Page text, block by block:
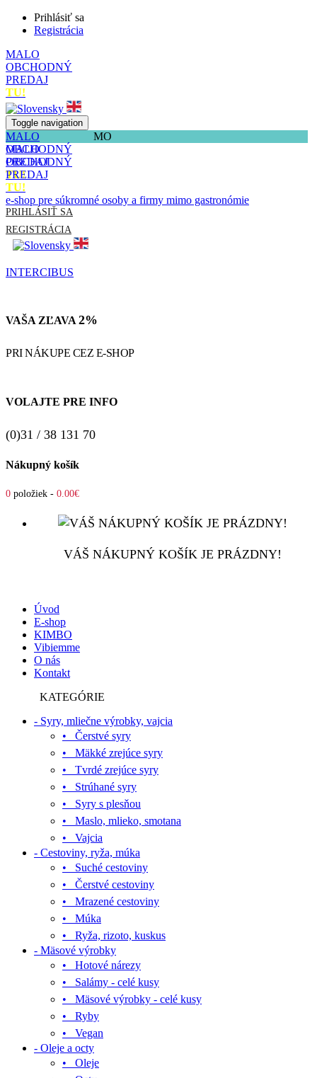
Prihlásiť sa
Registrácia
MALO
OBCHODNÝ
PREDAJ
TU!
Toggle navigation
MALO
OBCHODNÝ
PREDAJ
TU!
MO
MALO
OBCHODNÝ
PREDAJ
TU!
e-shop pre súkromné osoby a firmy mimo gastronómie
PRIHLÁSIŤ SA
REGISTRÁCIA
INTERCIBUS
VAŠA ZĽAVA 2%
PRI NÁKUPE CEZ E-SHOP
VOLAJTE PRE INFO
(0)31 / 38 131 70
Nákupný košík
0 položiek - 0.00€
VÁŠ NÁKUPNÝ KOŠÍK JE PRÁZDNY!
Úvod
E-shop
KIMBO
Vibiemme
O nás
Kontakt
KATEGÓRIE
- Syry, mliečne výrobky, vajcia
• Čerstvé syry
• Mäkké zrejúce syry
• Tvrdé zrejúce syry
• Strúhané syry
• Syry s plesňou
• Maslo, mlieko, smotana
• Vajcia
- Cestoviny, ryža, múka
• Suché cestoviny
• Čerstvé cestoviny
• Mrazené cestoviny
• Múka
• Ryža, rizoto, kuskus
- Mäsové výrobky
• Hotové nárezy
• Salámy - celé kusy
• Mäsové výrobky - celé kusy
• Ryby
• Vegan
- Oleje a octy
• Oleje